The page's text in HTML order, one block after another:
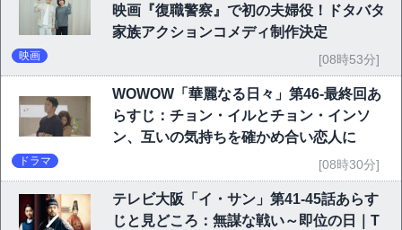
映画『復職警察』で初の夫婦役！ドタバタ
家族アクションコメディ制作決定
映画 [08時53分]
WOWOW「華麗なる日々」第46-最終回あ
らすじ：チョン・イルとチョン・インソ
ン、互いの気持ちを確かめ合い恋人に
ドラマ [08時30分]
テレビ大阪「イ・サン」第41-45話あらす
じと見どころ：無謀な戦い～即位の日｜T